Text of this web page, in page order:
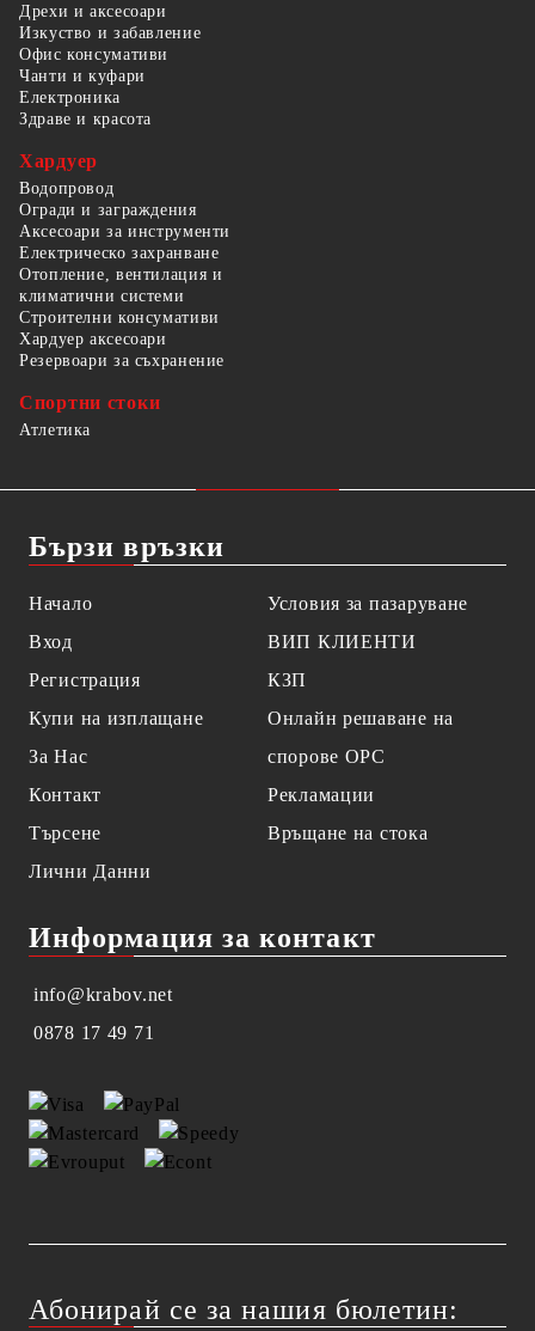
Дрехи и аксесоари
Изкуство и забавление
Офис консумативи
Чанти и куфари
Електроника
Здраве и красота
Хардуер
Водопровод
Огради и заграждения
Аксесоари за инструменти
Електрическо захранване
Отопление, вентилация и
климатични системи
Строителни консумативи
Хардуер аксесоари
Резервоари за съхранение
Спортни стоки
Атлетика
Бързи връзки
Начало
Вход
Регистрация
Купи на изплащане
За Нас
Контакт
Търсене
Лични Данни
Условия за пазаруване
ВИП КЛИЕНТИ
КЗП
Онлайн решаване на
спорове OPC
Рекламации
Връщане на стока
Информация за контакт
info@krabov.net
0878 17 49 71
Абонирай се за нашия бюлетин: